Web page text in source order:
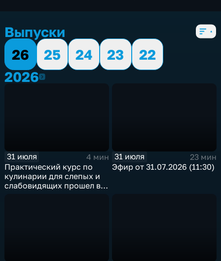
Выпуски
26
25 24 23
22
20262026
31 июля
4 мин
Практический курс по
кулинарии для слепых и
слабовидящих прошел в
31 июля
23 мин
Эфир от 31.07.2026 (11:30)